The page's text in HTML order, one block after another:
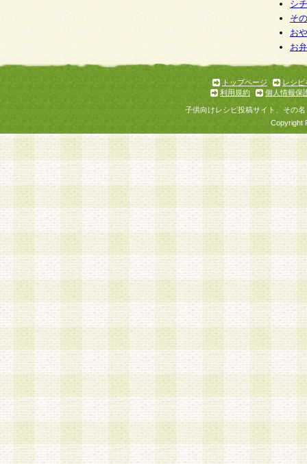
シ
そ
お
お
トップページ
レシピ
利用規約
個人情報保
子供向けレシピ投稿サイト、その
Copyright